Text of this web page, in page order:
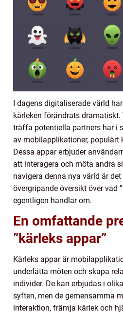
I dagens digitaliserade värld
kärleken förändrats
träffa potentiella partners har i
av mobilapplikationer, populärt
Dessa appar erbjuder
att interagera och möta andra
navigera denna nya värld är
övergripande översikt över vad
egentligen handlar om.
En omfattande
”kärleks appar”
Kärleks appar är
underlätta möten och skapa
individer. De kan erbjudas i
syften, men de gemensamma
interaktion, främja kärlek och